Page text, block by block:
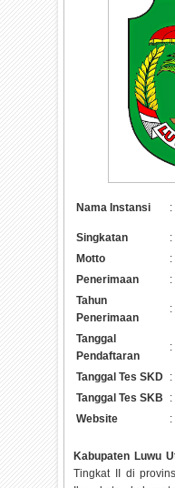
Nama Instansi :
Singkatan
:
Motto
:
Penerimaan
:
Tahun
Penerimaan
:
Tanggal
Pendaftaran
:
Tanggal Tes SKD :
Tanggal Tes SKB
:
Website
:
Kabupaten Luwu
Tingkat II di